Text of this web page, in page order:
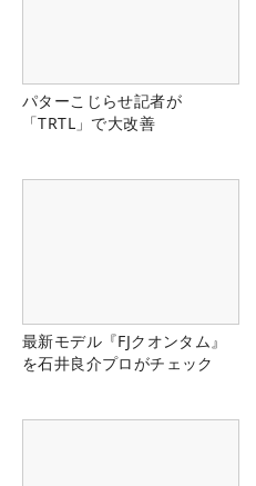
パターこじらせ記者が
「TRTL」で大改善
最新モデル『FJクオンタム』
を石井良介プロがチェック